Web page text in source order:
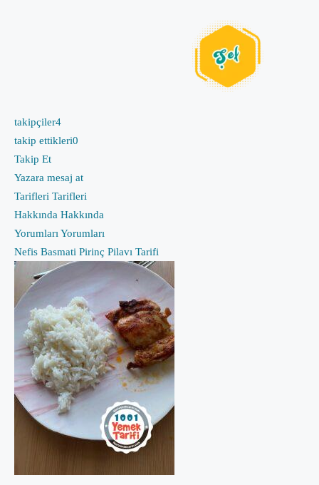
takipçiler4
takip ettikleri0
Takip Et
Yazara mesaj at
Tarifleri Tarifleri
Hakkında Hakkında
Yorumları Yorumları
Nefis Basmati Pirinç Pilavı Tarifi